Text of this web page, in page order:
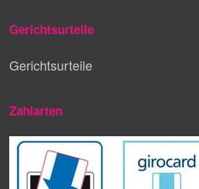
Gerichtsurteile
Gerichtsurteile
Zahlarten